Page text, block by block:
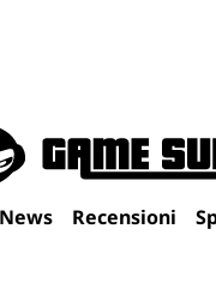
News Recensioni